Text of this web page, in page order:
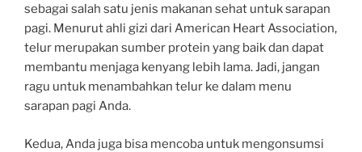
sebagai salah satu jenis makanan sehat untuk sarapan
pagi. Menurut ahli gizi dari American Heart Association,
telur merupakan sumber protein yang baik dan dapat
membantu menjaga kenyang lebih lama. Jadi, jangan
ragu untuk menambahkan telur ke dalam menu
sarapan pagi Anda.
Kedua, Anda juga bisa mencoba untuk mengonsumsi